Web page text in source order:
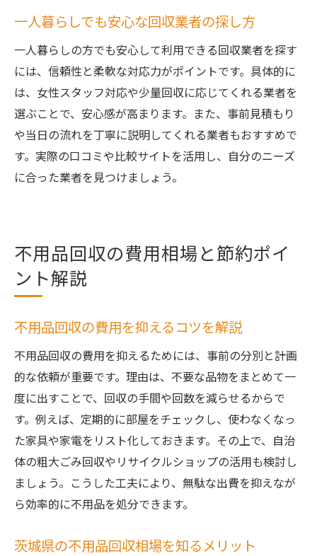
一人暮らしでも安心な回収業者の探し方
一人暮らしの方でも安心して利用できる回収業者を探す
には、信頼性と柔軟な対応力がポイントです。具体的に
は、女性スタッフ対応や少量回収に応じてくれる業者を
選ぶことで、安心感が高まります。また、事前見積もり
や当日の流れを丁寧に説明してくれる業者もおすすめで
す。実際の口コミや比較サイトを活用し、自分のニーズ
に合った業者を見つけましょう。
不用品回収の費用相場と節約ポイ
ント解説
不用品回収の費用を抑えるコツを解説
不用品回収の費用を抑えるためには、事前の分別と計画
的な依頼が重要です。理由は、不要な品物をまとめて一
度に出すことで、回収の手間や回数を減らせるからで
す。例えば、定期的に部屋をチェックし、使わなくなっ
た家具や家電をリスト化しておきます。その上で、自治
体の粗大ごみ回収やリサイクルショップの活用も検討し
ましょう。こうした工夫により、無駄な出費を抑えなが
ら効率的に不用品を処分できます。
茨城県の不用品回収相場を知るメリット